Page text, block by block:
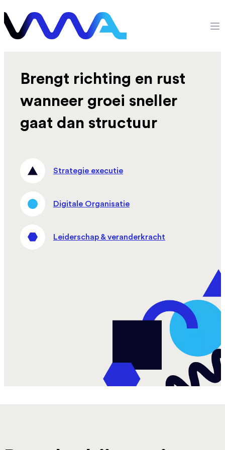
VMA Digital
Brengt richting en rust
wanneer groei sneller
gaat dan structuur
Strategie executie
Digitale Organisatie
Leiderschap & veranderkracht